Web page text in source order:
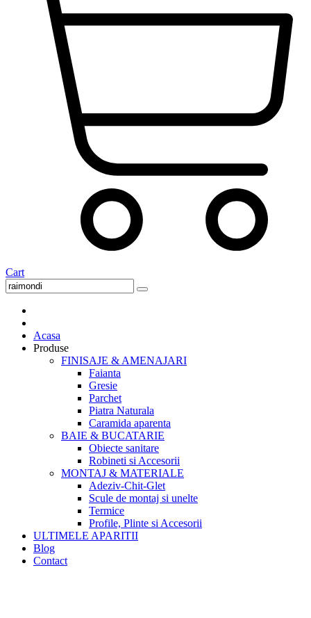
Cart
Acasa
Produse
FINISAJE & AMENAJARI
Faianta
Gresie
Parchet
Piatra Naturala
Caramida aparenta
BAIE & BUCATARIE
Obiecte sanitare
Robineti si Accesorii
MONTAJ & MATERIALE
Adeziv-Chit-Glet
Scule de montaj si unelte
Termice
Profile, Plinte si Accesorii
ULTIMELE APARITII
Blog
Contact